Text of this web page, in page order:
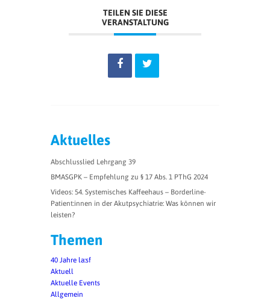
TEILEN SIE DIESE
VERANSTALTUNG
Aktuelles
Abschlusslied Lehrgang 39
BMASGPK – Empfehlung zu § 17 Abs. 1 PThG 2024
Videos: 54. Systemisches Kaffeehaus – Borderline-
Patient:innen in der Akutpsychiatrie: Was können wir
leisten?
Themen
40 Jahre la:sf
Aktuell
Aktuelle Events
Allgemein